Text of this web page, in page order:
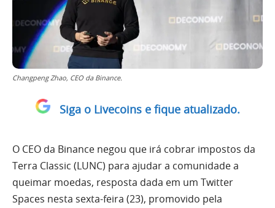
Changpeng Zhao, CEO da Binance.
Siga o Livecoins e fique atualizado.
O CEO da Binance negou que irá cobrar impostos da
Terra Classic (LUNC) para ajudar a comunidade a
queimar moedas, resposta dada em um Twitter
Spaces nesta sexta-feira (23), promovido pela